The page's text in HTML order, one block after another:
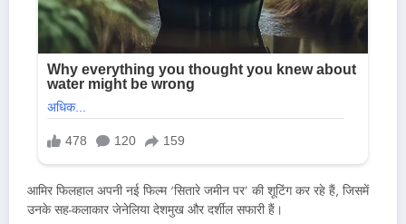
आमिर फिलहाल अपनी नई फिल्म ‘सितारे जमीन पर’ की शूटिंग कर रहे हैं, जिसमें
उनके सह-कलाकार जेनेलिया देशमुख और दर्शील सफारी हैं।